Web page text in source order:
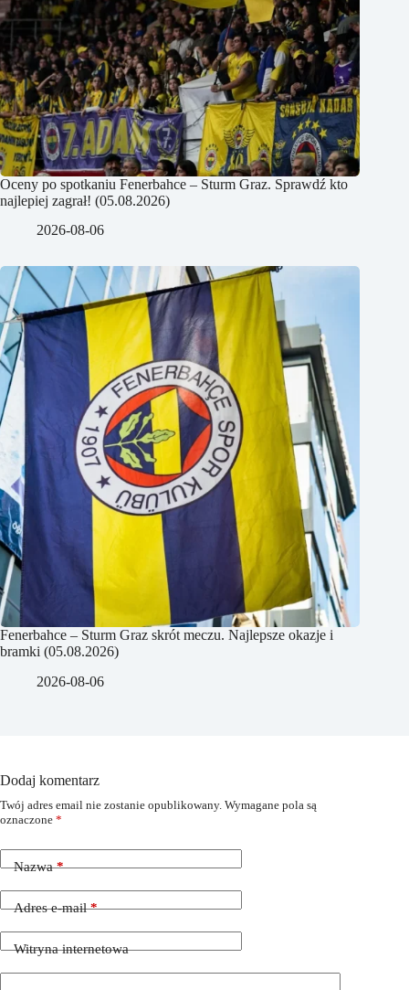
Oceny po spotkaniu Fenerbahce – Sturm Graz. Sprawdź kto
najlepiej zagrał! (05.08.2026)
2026-08-06
Fenerbahce – Sturm Graz skrót meczu. Najlepsze okazje i
bramki (05.08.2026)
2026-08-06
Dodaj komentarz
Twój adres email nie zostanie opublikowany. Wymagane pola są
oznaczone *
Nazwa*
Adres e-mail*
Witryna internetowa